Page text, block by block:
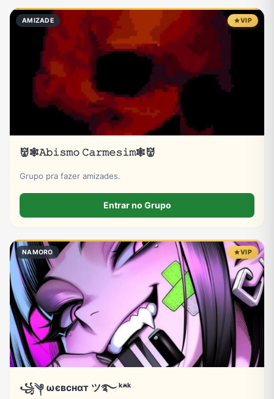
AMIZADE VIP
👹🕸𝙰𝚋𝚒𝚜𝚖𝚘 𝙲𝚊𝚛𝚖𝚎𝚜𝚒𝚖🕸👹
Grupo pra fazer amizades.
Entrar no Grupo
NAMORO VIP
꧁༆ ωєвㅤcнαт ツ࿐ ᵏᔿᵏ